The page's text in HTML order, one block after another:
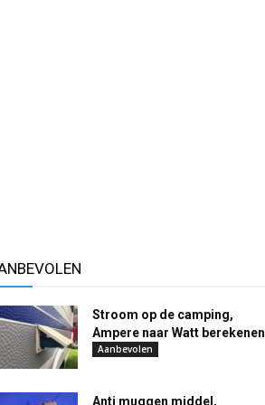
Stroom op de camping,
Ampere naar Watt berekenen
Aanbevolen
Anti muggen middel,